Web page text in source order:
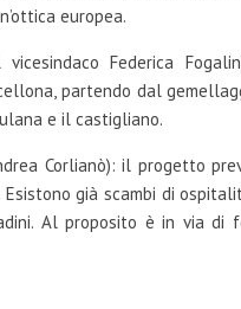
europea.
Federica
partendo dal
e il castigliano.
Corlianò): il progetto
già scambi di
Al proposito è in via di